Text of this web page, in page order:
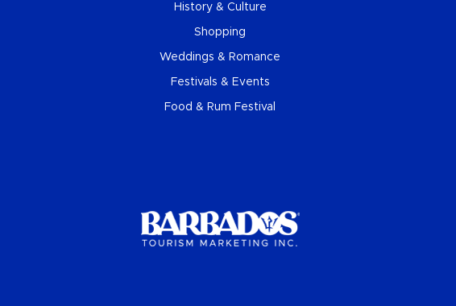
History & Culture
Shopping
Weddings & Romance
Festivals & Events
Food & Rum Festival